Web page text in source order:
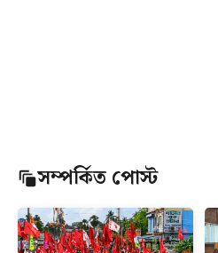
সম্পর্কিত পোস্ট